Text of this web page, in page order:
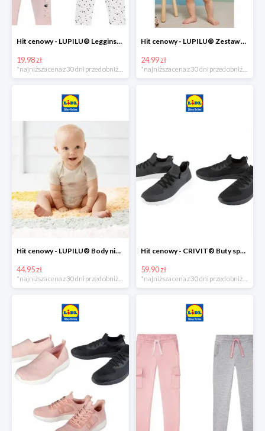
Hit cenowy - LUPILU® Legginsy niemowlęce z biobawełną, 2 pary
19.98 zł
Hit cenowy - LUPILU® Zestaw dziecięcy z biobawełny (body + koszulka + spodenki), 1 komplet
24.99 zł
Hit cenowy - LUPILU® Body niemowlęce z biobawełny, z krótkim rękawem, 5 sztuk
44.95 zł
*najniższa cena z 30 dni przed obniżką
Hit cenowy - CRIVIT® Buty sportowe chłopięce WellWalk, 1 para
59.90 zł
*najniższa cena z 30 dni przed obniżką